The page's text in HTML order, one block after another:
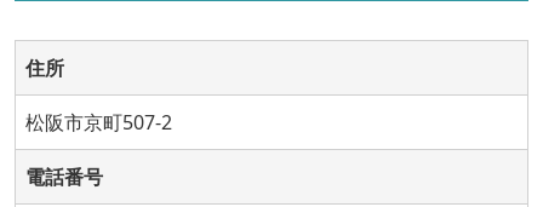
住所
松阪市京町507-2
電話番号